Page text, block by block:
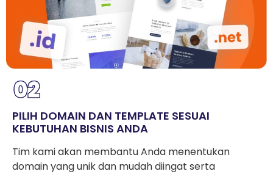
PILIH DOMAIN DAN TEMPLATE SESUAI
KEBUTUHAN BISNIS ANDA
Tim kami akan membantu Anda menentukan
domain yang unik dan mudah diingat serta